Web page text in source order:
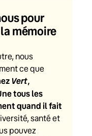
pour
mémoire
nous
ce que
Vert,
tous les
quand il fait
santé et
pouvez